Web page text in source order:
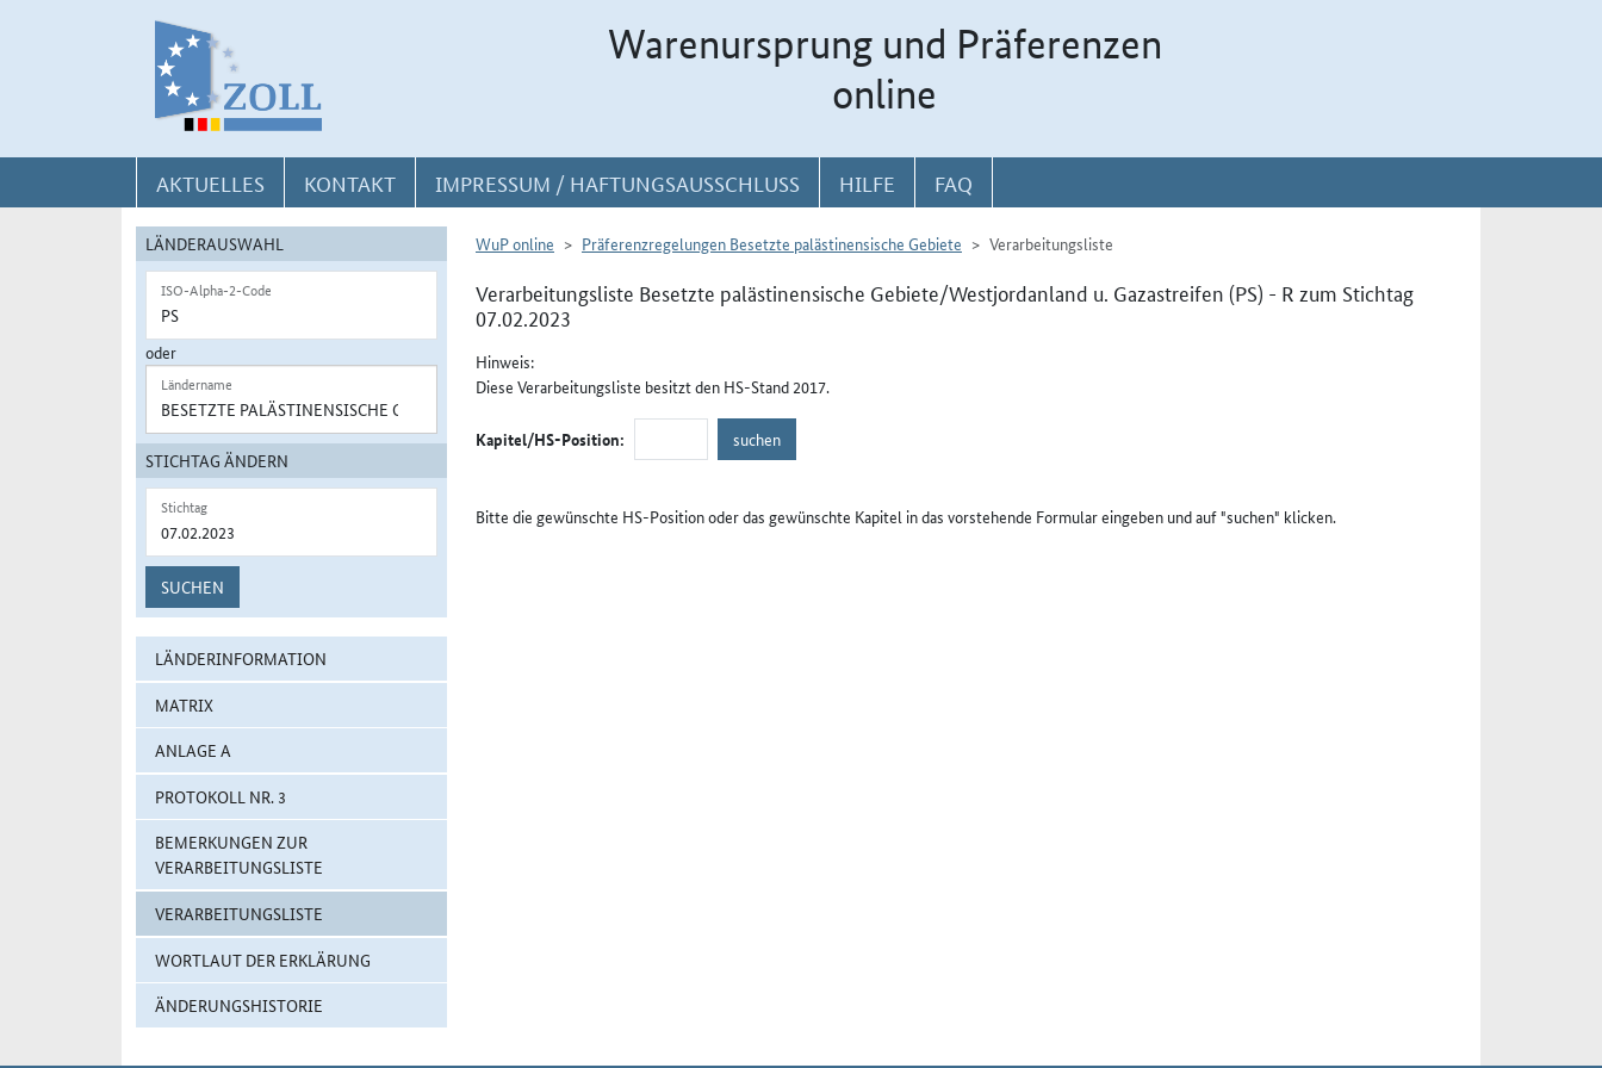
Warenursprung und Präferenzen
online
AKTUELLES KONTAKT IMPRESSUM / HAFTUNGSAUSSCHLUSS HILFE FAQ
LÄNDERAUSWAHL
ISO-Alpha-2-Code
oder
Ländername
STICHTAG ÄNDERN
Stichtag
SUCHEN
LÄNDERINFORMATION
MATRIX
ANLAGE A
PROTOKOLL NR. 3
BEMERKUNGEN ZUR
VERARBEITUNGSLISTE
VERARBEITUNGSLISTE
WORTLAUT DER ERKLÄRUNG
ÄNDERUNGSHISTORIE
WuP online Präferenzregelungen Besetzte palästinensische Gebiete Verarbeitungsliste
Verarbeitungsliste Besetzte palästinensische Gebiete/Westjordanland u. Gazastreifen (PS) - R zum Stichtag
07.02.2023
Hinweis:
Diese Verarbeitungsliste besitzt den HS-Stand 2017.
Kapitel/HS-Position:
Bitte die gewünschte HS-Position oder das gewünschte Kapitel in das vorstehende Formular eingeben und auf "suchen" klicken.